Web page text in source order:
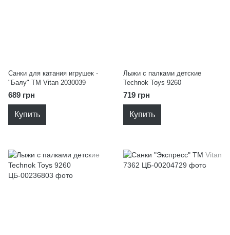
Санки для катания игрушек -
"Балу" ТМ Vitan 2030039
689 грн
Купить
Лыжи с палками детские
Technok Toys 9260
719 грн
Купить